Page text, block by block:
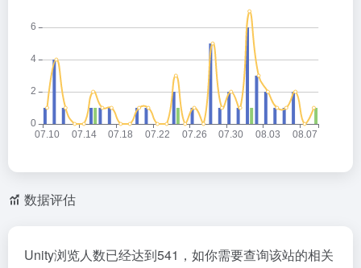
数据评估
Unity浏览人数已经达到541，如你需要查询该站的相关